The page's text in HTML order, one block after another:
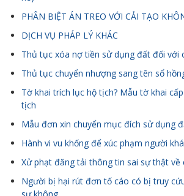
PHÂN BIỆT ÁN TREO VỚI CẢI TẠO
DỊCH VỤ PHÁP LÝ KHÁC
Thủ tục xóa nợ tiền sử dụng đất đối với
Thủ tục chuyển nhượng sang tên sổ
Tờ khai trích lục hộ tịch? Mẫu tờ khai
tịch
Mẫu đơn xin chuyển mục đích sử dụng
Hành vi vu khống để xúc phạm người
Xử phạt đăng tải thông tin sai sự thật về
Người bị hại rút đơn tố cáo có bị truy
sự không